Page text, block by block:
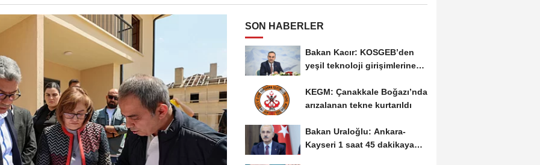
SON HABERLER
Bakan Kacır: KOSGEB’den
yeşil teknoloji girişimlerine
KEGM: Çanakkale Boğazı’nda
arızalanan tekne kurtarıldı
Bakan Uraloğlu: Ankara-
Kayseri 1 saat 45 dakikaya